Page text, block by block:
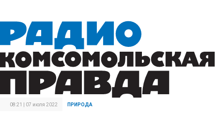
08:21 | 07 июля 2022 ПРИРОДА